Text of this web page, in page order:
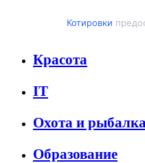
Котировки
Красота
IT
Охота и
Образование